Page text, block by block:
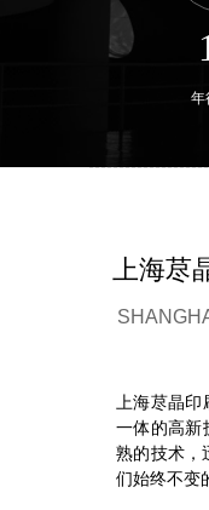
上海荩晶印
一体的高新
熟的技术，
们始终不变
上海荩
年